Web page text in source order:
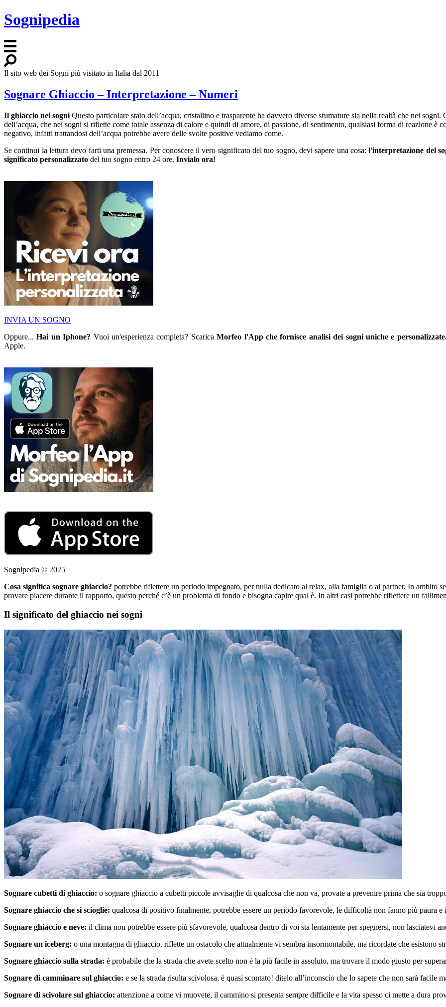
Sognipedia
Il sito web dei Sogni più visitato in Italia dal 2011
Sognare Ghiaccio – Interpretazione – Numeri
Il ghiaccio nei sogni Questo particolare stato dell’acqua, cristallino e trasparente ha davvero diverse sfumature sia nella realtà che nei
dell’acqua, che nei sogni si riflette come totale assenza di calore e quindi di amore, di passione, di sentimento, qualsiasi forma di reazione è
negativo, infatti trattandosi dell’acqua potrebbe avere delle svolte positive vediamo come.
Se continui la lettura devo farti una premessa. Per conoscere il vero significato del tuo sogno, devi sapere una cosa:l'interpretazione del
significato personalizzato del tuo sogno entro 24 ore. Invialo ora!
INVIA UN SOGNO
Oppure...Hai un Iphone? Vuoi un'esperienza completa? ScaricaMorfeo l'App che fornisce analisi dei sogni uniche e
Apple.
Sognipedia © 2025
Cosa significa sognare ghiaccio? potrebbe riflettere un periodo impegnato, per nulla dedicato al relax, alla famiglia o al partner. In ambito
provare piacere durante il rapporto, questo perché c’è un problema di fondo e bisogna capire qual è. In altri casi potrebbe riflettere un
Il significato del ghiaccio nei sogni
Sognare cubetti di ghiaccio: o sognare ghiaccio a cubetti piccole avvisaglie di qualcosa che non va, provate a prevenire prima che sia
Sognare ghiaccio che si scioglie: qualcosa di positivo finalmente, potrebbe essere un periodo favorevole, le difficoltà non fanno più paura e
Sognare ghiaccio e neve: il clima non potrebbe essere più sfavorevole, qualcosa dentro di voi sta lentamente per spegnersi, non lasciatevi
Sognare un iceberg: o una montagna di ghiaccio, riflette un ostacolo che attualmente vi sembra insormontabile, ma ricordate che esistono
Sognare ghiaccio sulla strada: è probabile che la strada che avete scelto non è la più facile in assoluto, ma trovare il modo giusto per
Sognare di camminare sul ghiaccio: e se la strada risulta scivolosa, è quasi scontato! ditelo all’inconscio che lo sapete che non sarà facile
Sognare di scivolare sul ghiaccio: attenzione a come vi muovete, il cammino si presenta sempre difficile e la vita spesso ci mette a dura